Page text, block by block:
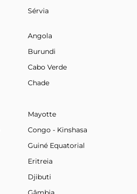
Sérvia
Angola
Burundi
Cabo Verde
Chade
Mayotte
Congo - Kinshasa
Guiné Equatorial
Eritreia
Djibuti